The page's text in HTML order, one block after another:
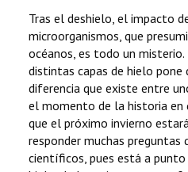
Tras el deshielo, el impacto
microorganismos, que
océanos, es todo un
distintas capas de hielo
diferencia que existe entre
el momento de la historia en
que el próximo invierno
responder muchas
científicos, pues está a punto